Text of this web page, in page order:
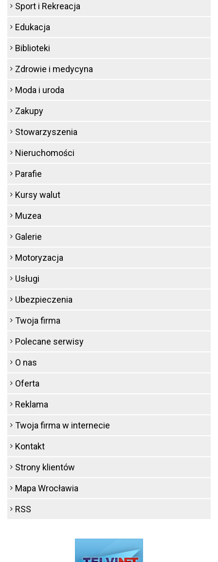
Sport i Rekreacja
Edukacja
Biblioteki
Zdrowie i medycyna
Moda i uroda
Zakupy
Stowarzyszenia
Nieruchomości
Parafie
Kursy walut
Muzea
Galerie
Motoryzacja
Usługi
Ubezpieczenia
Twoja firma
Polecane serwisy
O nas
Oferta
Reklama
Twoja firma w internecie
Kontakt
Strony klientów
Mapa Wrocławia
RSS